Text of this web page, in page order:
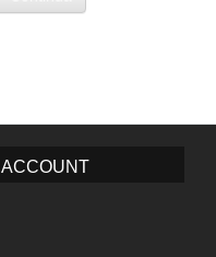
ACCOUNT